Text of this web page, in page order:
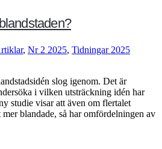
, Nr 2 2025, Tidningar 2025
slog igenom. Det är
i vilken utsträckning idén har
studie visar att även om flertalet
blandade, så har omfördelningen av